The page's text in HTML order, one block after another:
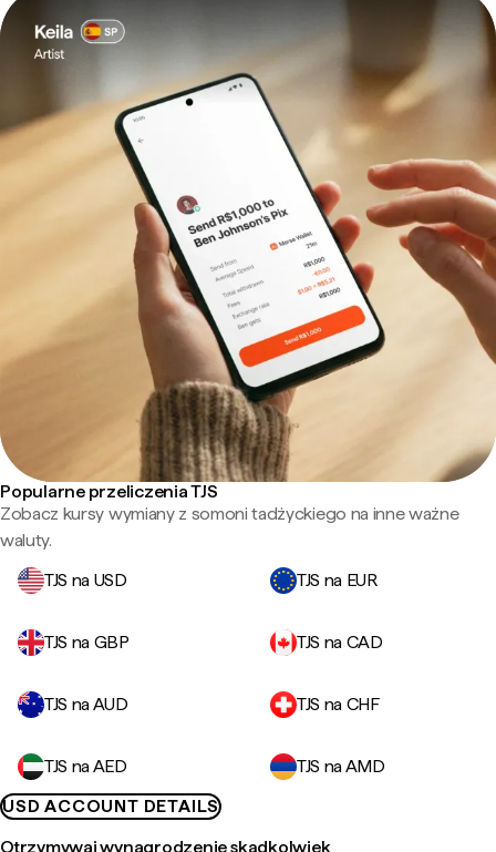
Popularne przeliczenia TJS
Zobacz kursy wymiany z somoni tadżyckiego na inne ważne
waluty.
TJS na USD
TJS na EUR
TJS na GBP TJS na CAD
TJS na AUD TJS na CHF
TJS na AED
TJS na AMD
USD ACCOUNT DETAILS
Otrzymywaj wynagrodzenie skądkolwiek